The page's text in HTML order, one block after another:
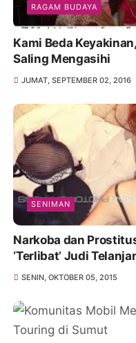
RAGAM BUDAYA
Kami Beda
Saling Mengasihi
JUMAT, SEPTEMBER 02, 2016
SENIMAN
Narkoba dan
‘Terlibat’ Judi
SENIN, OKTOBER 05, 2015